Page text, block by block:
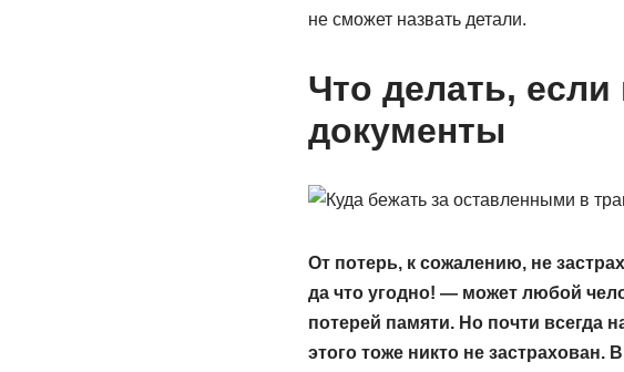
не сможет назвать детали.
Что делать,
документы
От потерь, к сожалению, не
да что угодно! — может любой
потерей памяти. Но почти всегда
этого тоже никто не